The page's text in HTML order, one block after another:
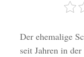
Der ehemalige
seit Jahren in